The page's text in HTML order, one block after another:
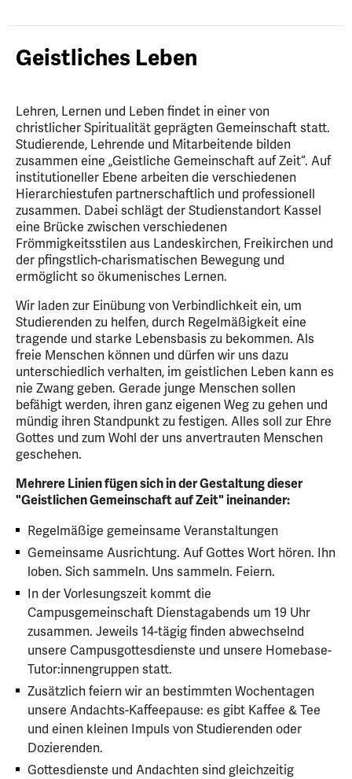
Geistliches Leben
Lehren, Lernen und Leben findet in einer von
christlicher Spiritualität geprägten Gemeinschaft statt.
Studierende, Lehrende und Mitarbeitende bilden
zusammen eine „Geistliche Gemeinschaft auf Zeit“. Auf
institutioneller Ebene arbeiten die verschiedenen
Hierarchiestufen partnerschaftlich und professionell
zusammen. Dabei schlägt der Studienstandort Kassel
eine Brücke zwischen verschiedenen
Frömmigkeitsstilen aus Landeskirchen, Freikirchen und
der pfingstlich-charismatischen Bewegung und
ermöglicht so ökumenisches Lernen.
Wir laden zur Einübung von Verbindlichkeit ein, um
Studierenden zu helfen, durch Regelmäßigkeit eine
tragende und starke Lebensbasis zu bekommen. Als
freie Menschen können und dürfen wir uns dazu
unterschiedlich verhalten, im geistlichen Leben kann es
nie Zwang geben. Gerade junge Menschen sollen
befähigt werden, ihren ganz eigenen Weg zu gehen und
mündig ihren Standpunkt zu festigen. Alles soll zur Ehre
Gottes und zum Wohl der uns anvertrauten Menschen
geschehen.
Mehrere Linien fügen sich in der Gestaltung dieser
"Geistlichen Gemeinschaft auf Zeit" ineinander:
Regelmäßige gemeinsame Veranstaltungen
Gemeinsame Ausrichtung. Auf Gottes Wort hören. Ihn
loben. Sich sammeln. Uns sammeln. Feiern.
In der Vorlesungszeit kommt die
Campusgemeinschaft Dienstagabends um 19 Uhr
zusammen. Jeweils 14-tägig finden abwechselnd
unsere Campusgottesdienste und unsere Homebase-
Tutor:innengruppen statt.
Zusätzlich feiern wir an bestimmten Wochentagen
unsere Andachts-Kaffeepause: es gibt Kaffee & Tee
und einen kleinen Impuls von Studierenden oder
Dozierenden.
Gottesdienste und Andachten sind gleichzeitig